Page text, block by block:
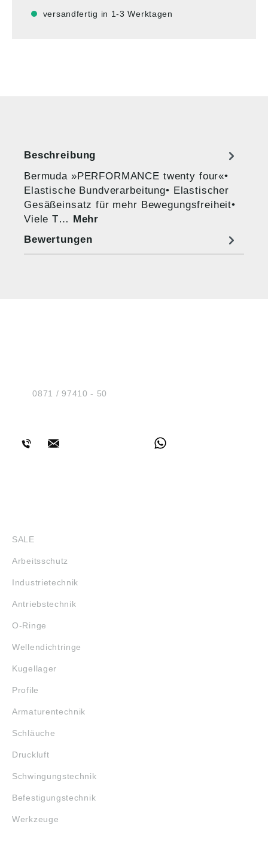
versandfertig in 1-3 Werktagen
Beschreibung
Bermuda »PERFORMANCE twenty four«•
Elastische Bundverarbeitung• Elastischer
Gesäßeinsatz für mehr Bewegungsfreiheit•
Viele T… Mehr
Bewertungen
Tel.:0871 / 97410 - 50
SALE
Arbeitsschutz
Industrietechnik
Antriebstechnik
O-Ringe
Wellendichtringe
Kugellager
Profile
Armaturentechnik
Schläuche
Druckluft
Schwingungstechnik
Befestigungstechnik
Werkzeuge